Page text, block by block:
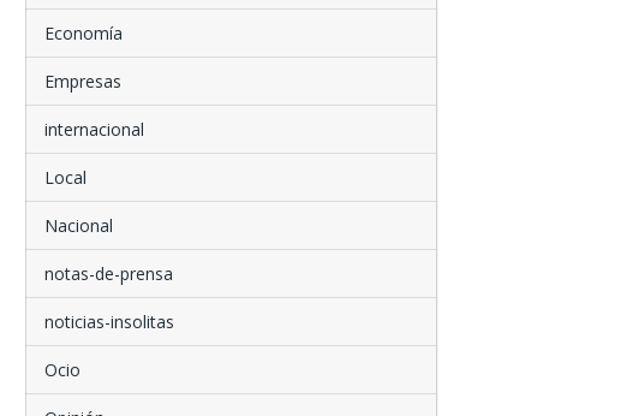
Economía
Empresas
internacional
Local
Nacional
notas-de-prensa
noticias-insolitas
Ocio